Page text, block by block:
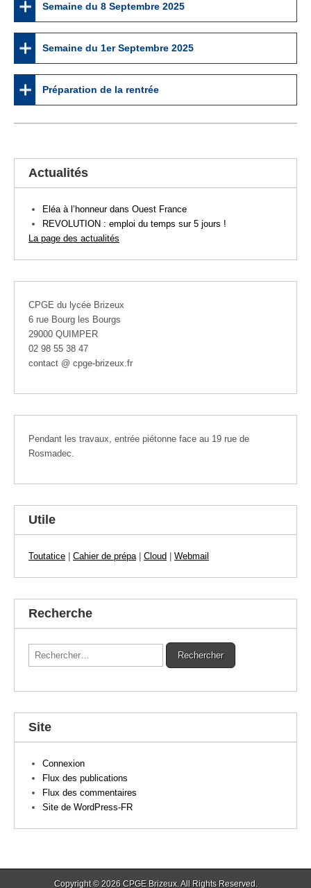
Semaine du 8 Septembre 2025
Semaine du 1er Septembre 2025
Préparation de la rentrée
Actualités
Eléa à l’honneur dans Ouest France
REVOLUTION : emploi du temps sur 5 jours !
La page des actualités
CPGE du lycée Brizeux
6 rue Bourg les Bourgs
29000 QUIMPER
02 98 55 38 47
contact @ cpge-brizeux.fr
Pendant les travaux, entrée piétonne face au 19 rue de
Rosmadec.
Utile
Toutatice | Cahier de prépa | Cloud | Webmail
Recherche
Site
Connexion
Flux des publications
Flux des commentaires
Site de WordPress-FR
Copyright © 2026 CPGE Brizeux. All Rights Reserved.